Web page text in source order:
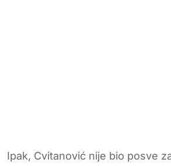
Ipak, Cvitanović nije bio posve